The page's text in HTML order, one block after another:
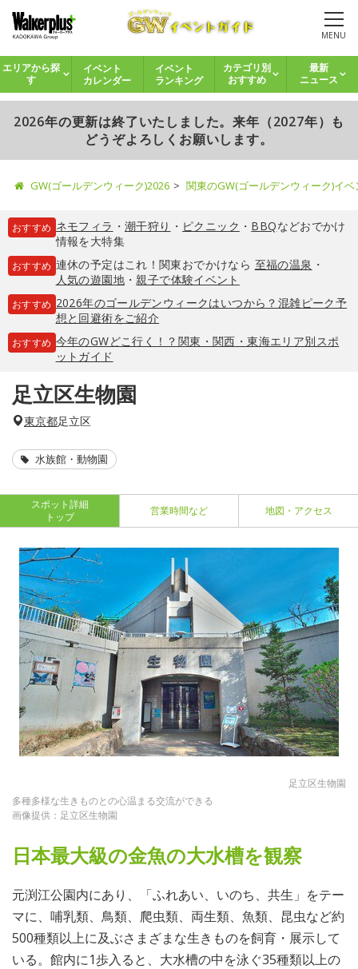
MENU
エリアから探
す
イベント
カレンダー
イベント
ランキング
カテゴリ別
おすすめ
最新
ニュース
2026年の更新は終了いたしました。来年（2027年）も
どうぞよろしくお願いします。
GW(ゴールデンウィーク)2026 関東のGW(ゴールデンウィーク)イ
おすすめ ネモフィラ ・ 潮干狩り ・ ピクニック ・ BBQなどおでかけ
情報を大特集
おすすめ 連休の予定はこれ！関東おでかけなら 至福の温泉 ・
人気の遊園地・親子で体験イベント
おすすめ 2026年のゴールデンウィークはいつから？混雑ピーク予
想と回避術をご紹介
おすすめ 今年のGWどこ行く！？関東・関西・東海エリア別スポ
ットガイド
足立区生物園
東京都足立区
水族館・動物園
スポット詳細
トップ
営業時間など 地図・アクセス
足立区生物園
多種多様な生きものとの心温まる交流ができる
画像提供：足立区生物園
日本最大級の金魚の大水槽を観察
元渕江公園内にあり、「ふれあい、いのち、共生」をテー
マに、哺乳類、鳥類、爬虫類、両生類、魚類、昆虫など約
500種類以上に及ぶさまざまな生きものを飼育・展示して
いる。館内に1歩入ると、大水槽の中を泳ぐ35種類以上の